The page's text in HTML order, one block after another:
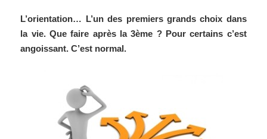
L’orientation… L’un des premiers grands choix dans
la vie. Que faire après la 3ème ? Pour certains c’est
angoissant. C’est normal.